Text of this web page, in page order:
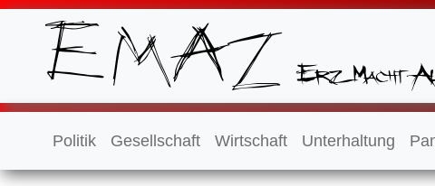
Politik Gesellschaft Wirtschaft Unterhaltung